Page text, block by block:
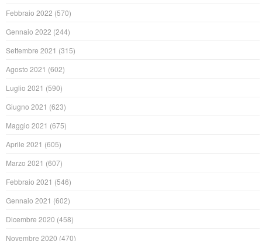
Febbraio 2022 (570)
Gennaio 2022 (244)
Settembre 2021 (315)
Agosto 2021 (602)
Luglio 2021 (590)
Giugno 2021 (623)
Maggio 2021 (675)
Aprile 2021 (605)
Marzo 2021 (607)
Febbraio 2021 (546)
Gennaio 2021 (602)
Dicembre 2020 (458)
Novembre 2020 (470)